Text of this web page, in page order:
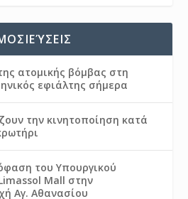
ατομικής βόμβας στη
εφιάλτης σήμερα
την κινητοποίηση κατά
του Υπουργικού
Mall στην
Αγ. Αθανασίου